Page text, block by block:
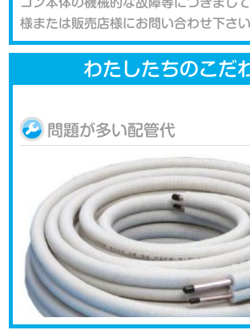
様または販売店様にお問い合わせ下さい
わたしたちのこだ
問題が多い配管代